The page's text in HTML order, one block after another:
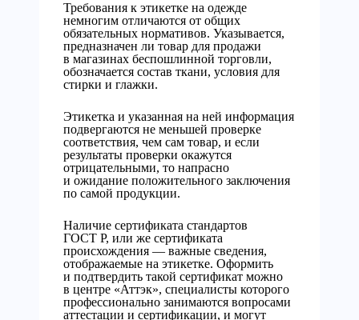
Требования к этикетке на одежде
немногим отличаются от общих
обязательных нормативов. Указывается,
предназначен ли товар для продажи
в магазинах беспошлинной торговли,
обозначается состав ткани, условия для
стирки и глажки.
Этикетка и указанная на ней информация
подвергаются не меньшей проверке
соответствия, чем сам товар, и если
результаты проверки окажутся
отрицательными, то напрасно
и ожидание положительного заключения
по самой продукции.
Наличие сертификата стандартов
ГОСТ Р, или же сертификата
происхождения — важные сведения,
отображаемые на этикетке. Оформить
и подтвердить такой сертификат можно
в центре «Аттэк», специалисты которого
профессионально занимаются вопросами
аттестации и сертификации, и могут